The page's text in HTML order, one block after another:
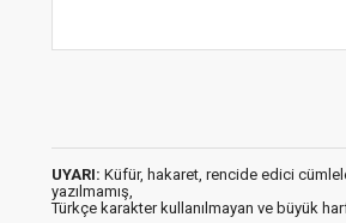
UYARI: Küfür, hakaret, rencide edici
yazılmamış,
Türkçe karakter kullanılmayan ve büyük